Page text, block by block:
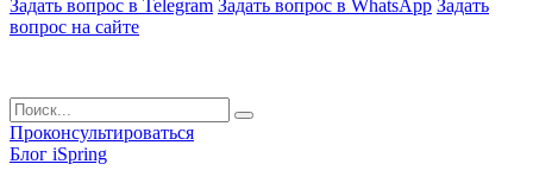
Задать вопрос в Telegram Задать вопрос в WhatsApp Задать
вопрос на сайте
Проконсультироваться
Блог iSpring